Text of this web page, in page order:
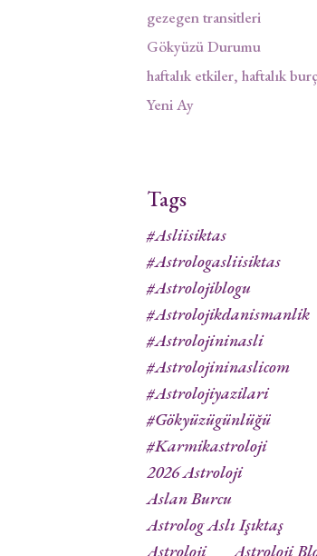
gezegen transitleri
Gökyüzü Durumu
haftalık etkiler, haftalık
Yeni Ay
Tags
#asliisiktas
#astrologasliisiktas
#astrolojiblogu
#astrolojikdanismanlik
#astrolojininasli
#astrolojininaslicom
#astrolojiyazilari
#gökyüzügünlüğü
#karmikastroloji
2026 Astroloji
Aslan Burcu
Astrolog Aslı Işıktaş
Astroloji
Astroloji